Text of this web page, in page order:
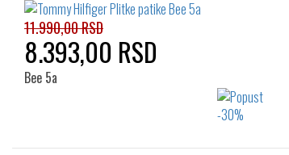
11.990,00 RSD
8.393,00 RSD
Bee 5a